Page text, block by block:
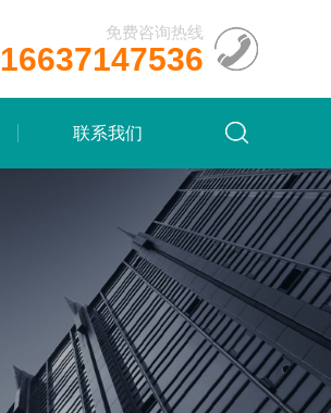
免费咨询热线
16637147536
联系我们